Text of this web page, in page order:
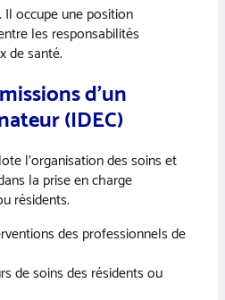
occupe une position
les responsabilités
de santé.
d’un
(IDEC)
l’organisation des soins et
la prise en charge
résidents.
des professionnels de
de soins des résidents ou